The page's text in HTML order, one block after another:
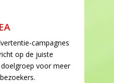
campagnes
op de juiste
voor meer